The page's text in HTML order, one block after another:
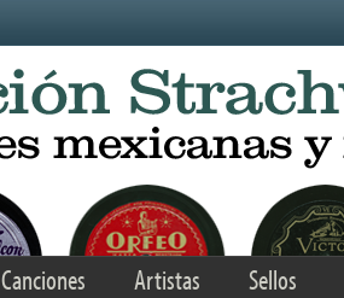
Canciones Artistas Sellos